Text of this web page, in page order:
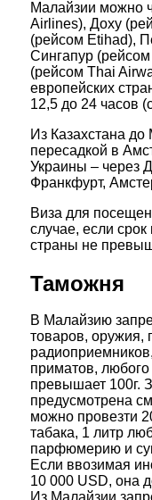
Малайзии можно
Airlines), Доху
(рейсом Etihad),
Сингапур
(рейсом Thai
европейских
12,5 до 24 часов
Из Казахстана
пересадкой в
Украины – через
Франкфурт,
Виза для
случае, если
страны не
Таможня
В Малайзию
товаров, оружия,
приматов, любого
превышает 100г.
предусмотрена
можно провезти
табака, 1 литр
парфюмерию и
Если ввозимая
10 000 USD, она